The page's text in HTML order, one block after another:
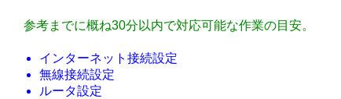
参考までに概ね30分以内で対応可能な作業の目安。
インターネット接続設定
無線接続設定
ルータ設定